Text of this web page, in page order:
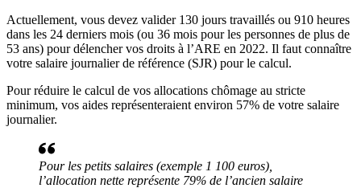
Actuellement, vous devez valider 130 jours travaillés ou 910 heures
dans les 24 derniers mois (ou 36 mois pour les personnes de plus de
53 ans) pour délencher vos droits à l’ARE en 2022. Il faut connaître
votre salaire journalier de référence (SJR) pour le calcul.
Pour réduire le calcul de vos allocations chômage au stricte
minimum, vos aides représenteraient environ 57% de votre salaire
journalier.
Pour les petits salaires (exemple 1 100 euros),
l’allocation nette représente 79% de l’ancien salaire